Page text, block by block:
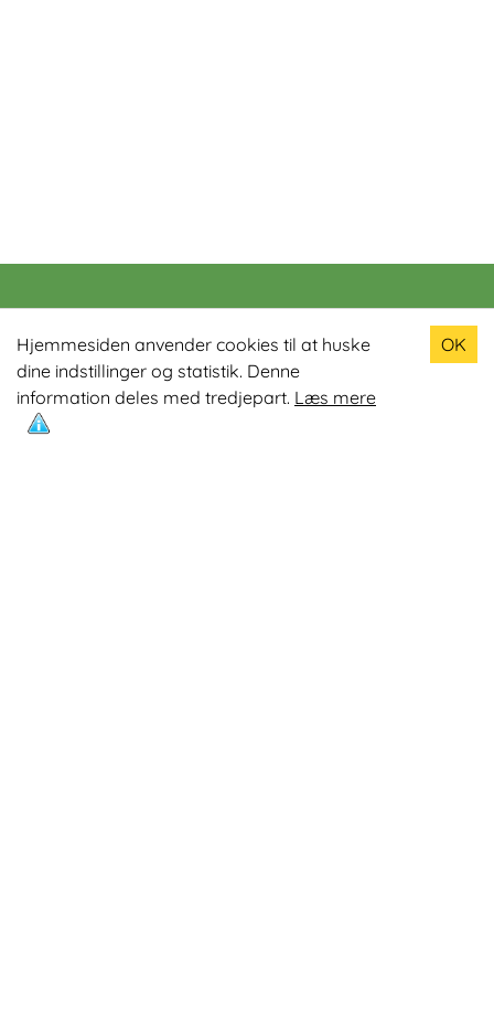
Hjemmesiden anvender cookies til at huske
dine indstillinger og statistik. Denne
information deles med tredjepart. Læs mere
OK
Populære produkter
Odin R900 Romaskine
Odin S900 Spinningcykel